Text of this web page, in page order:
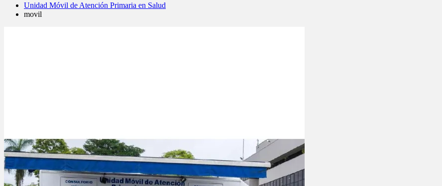
Unidad Móvil de Atención Primaria en Salud
movil